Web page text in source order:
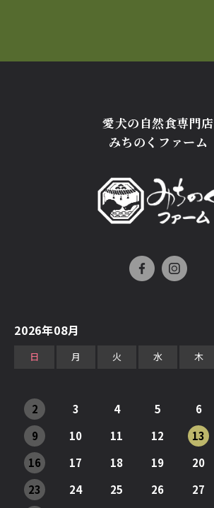
愛犬の自然食専門店
みちのくファーム
2026年08月
日 月 火 水 木
2
3 4 5 6
9
10 11 12 13
16
17 18 19 20
23
24 25 26 27